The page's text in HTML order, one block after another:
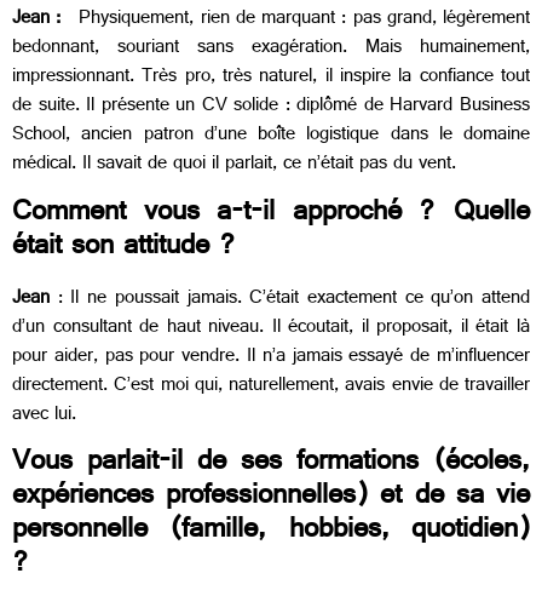
Jean : Physiquement, rien de marquant : pas grand, légèrement
bedonnant, souriant sans exagération. Mais humainement,
impressionnant. Très pro, très naturel, il inspire la confiance tout
de suite. Il présente un CV solide : diplômé de Harvard Business
School, ancien patron d’une boîte logistique dans le domaine
médical. Il savait de quoi il parlait, ce n’était pas du vent.
Comment vous a-t-il approché ? Quelle
était son attitude ?
Jean : Il ne poussait jamais. C’était exactement ce qu’on attend
d’un consultant de haut niveau. Il écoutait, il proposait, il était là
pour aider, pas pour vendre. Il n’a jamais essayé de m’influencer
directement. C’est moi qui, naturellement, avais envie de travailler
avec lui.
Vous parlait-il de ses formations (écoles,
expériences professionnelles) et de sa vie
personnelle (famille, hobbies, quotidien)
?